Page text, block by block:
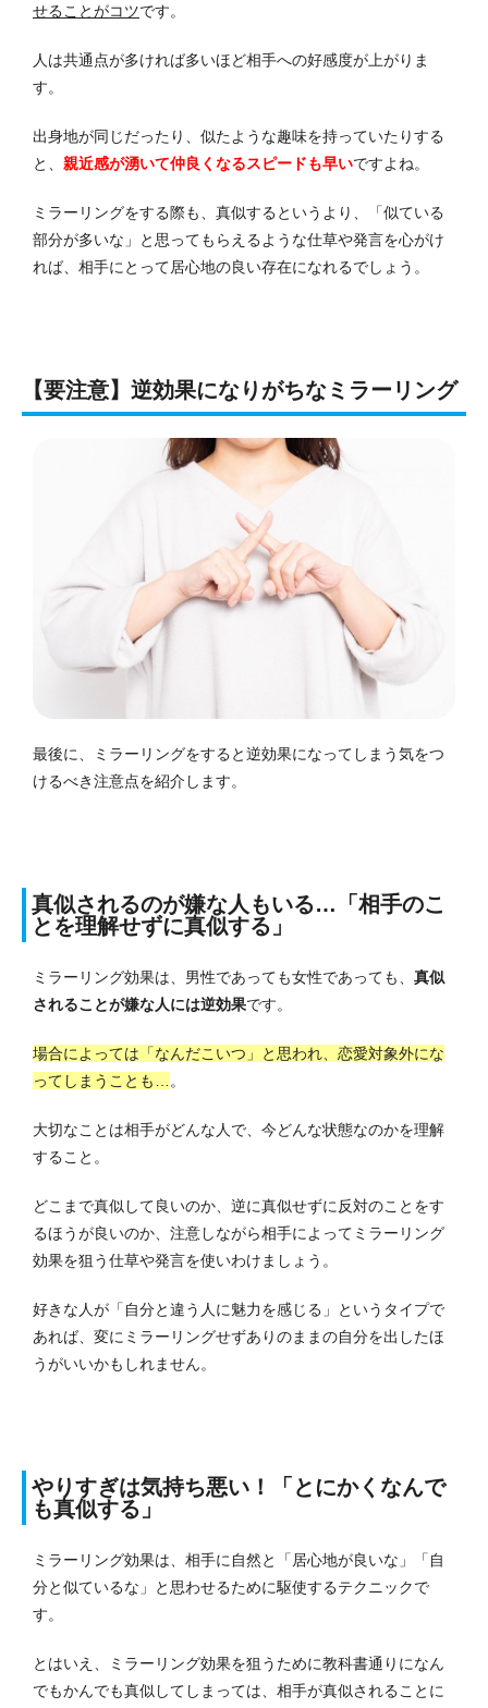
せることがコツです。
人は共通点が多ければ多いほど相手への好感度が上がりま
す。
出身地が同じだったり、似たような趣味を持っていたりする
と、 親近感が湧いて仲良くなるスピードも早いですよね。
ミラーリングをする際も、真似するというより、「似ている
部分が多いな」と思ってもらえるような仕草や発言を心がけ
れば、相手にとって居心地の良い存在になれるでしょう。
【要注意】逆効果になりがちなミラーリング
最後に、ミラーリングをすると逆効果になってしまう気をつ
けるべき注意点を紹介します。
真似されるのが嫌な人もいる…「相手のこ
とを理解せずに真似する」
ミラーリング効果は、男性であっても女性であっても、 真似
されることが嫌な人には逆効果です。
場合によっては「なんだこいつ」と思われ、恋愛対象外にな
ってしまうことも…。
大切なことは相手がどんな人で、今どんな状態なのかを理解
すること。
どこまで真似して良いのか、逆に真似せずに反対のことをす
るほうが良いのか、注意しながら相手によってミラーリング
効果を狙う仕草や発言を使いわけましょう。
好きな人が「自分と違う人に魅力を感じる」というタイプで
あれば、変にミラーリングせずありのままの自分を出したほ
うがいいかもしれません。
やりすぎは気持ち悪い！「とにかくなんで
も真似する」
ミラーリング効果は、相手に自然と「居心地が良いな」「自
分と似ているな」と思わせるために駆使するテクニックで
す。
とはいえ、ミラーリング効果を狙うために教科書通りになん
でもかんでも真似してしまっては、相手が真似されることに